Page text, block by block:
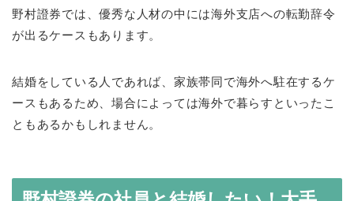
野村證券では、優秀な人材の中には海外支店への転勤辞令
が出るケースもあります。
結婚をしている人であれば、家族帯同で海外へ駐在するケ
ースもあるため、場合によっては海外で暮らすといったこ
ともあるかもしれません。